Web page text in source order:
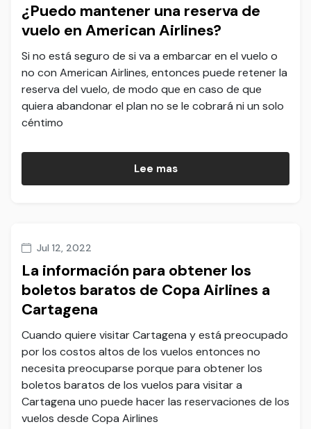
¿Puedo mantener una reserva de
vuelo en American Airlines?
Si no está seguro de si va a embarcar en el vuelo o
no con American Airlines, entonces puede retener la
reserva del vuelo, de modo que en caso de que
quiera abandonar el plan no se le cobrará ni un solo
céntimo
Lee mas
Jul 12, 2022
La información para obtener los
boletos baratos de Copa Airlines a
Cartagena
Cuando quiere visitar Cartagena y está preocupado
por los costos altos de los vuelos entonces no
necesita preocuparse porque para obtener los
boletos baratos de los vuelos para visitar a
Cartagena uno puede hacer las reservaciones de los
vuelos desde Copa Airlines